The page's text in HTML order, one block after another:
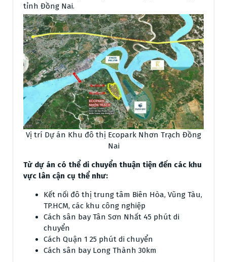
tỉnh Đồng Nai.
Vị trí Dự án Khu đô thị Ecopark Nhơn Trạch Đồng
Nai
Từ dự án có thể di chuyển thuận tiện đến các khu
vực lân cận cụ thể như:
Kết nối đô thị trung tâm Biên Hòa, Vũng Tàu,
TP.HCM, các khu công nghiệp
Cách sân bay Tân Sơn Nhất 45 phút di
chuyển
Cách Quận 1 25 phút di chuyển
Cách sân bay Long Thành 30km